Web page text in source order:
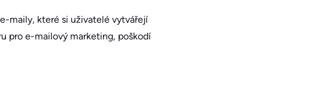
maily, které si uživatelé vytvářejí
pro e-mailový marketing, poškodí